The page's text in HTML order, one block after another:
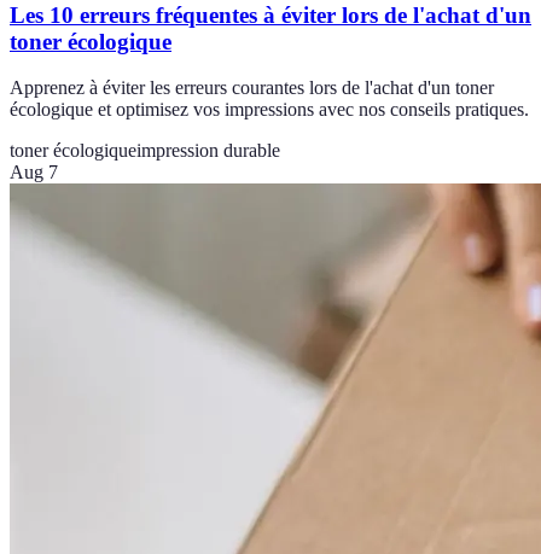
Les 10 erreurs fréquentes à éviter lors de l'achat d'un
toner écologique
Apprenez à éviter les erreurs courantes lors de l'achat d'un toner
écologique et optimisez vos impressions avec nos conseils pratiques.
toner écologiqueimpression durable
Aug 7